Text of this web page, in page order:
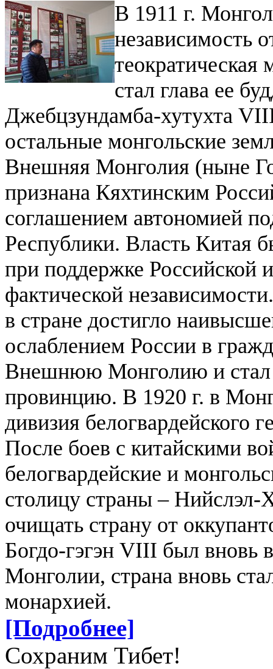
В 1911 г.
независимость
стал глава ее
Джебцзундамба-хутухта
остальные монгольские
Внешняя Монголия (ныне
признана Кяхтинским
соглашением автономией
Республики. Власть Китая
при поддержке Российской
фактической
в стране достигло
ослаблением России в
Внешнюю Монголию и стал
провинцию. В 1920 г. в
дивизия белогвардейского
После боев с китайскими
белогвардейские и
столицу страны –
очищать страну от
Богдо-гэгэн VIII был вновь
Монголии, страна вновь
монархией.
[Подробнее]
Сохраним Тибет!